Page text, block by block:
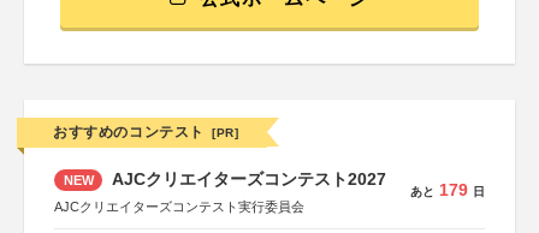
おすすめのコンテスト [PR]
NEW AJCクリエイターズコンテスト2027
AJCクリエイターズコンテスト実行委員会
あと 179 日